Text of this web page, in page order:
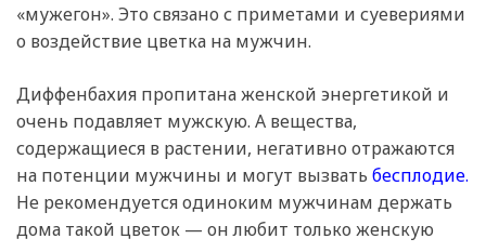
«мужегон». Это связано с приметами и суевериями
о воздействие цветка на мужчин.
Диффенбахия пропитана женской энергетикой и
очень подавляет мужскую. А вещества,
содержащиеся в растении, негативно отражаются
на потенции мужчины и могут вызвать бесплодие.
Не рекомендуется одиноким мужчинам держать
дома такой цветок — он любит только женскую